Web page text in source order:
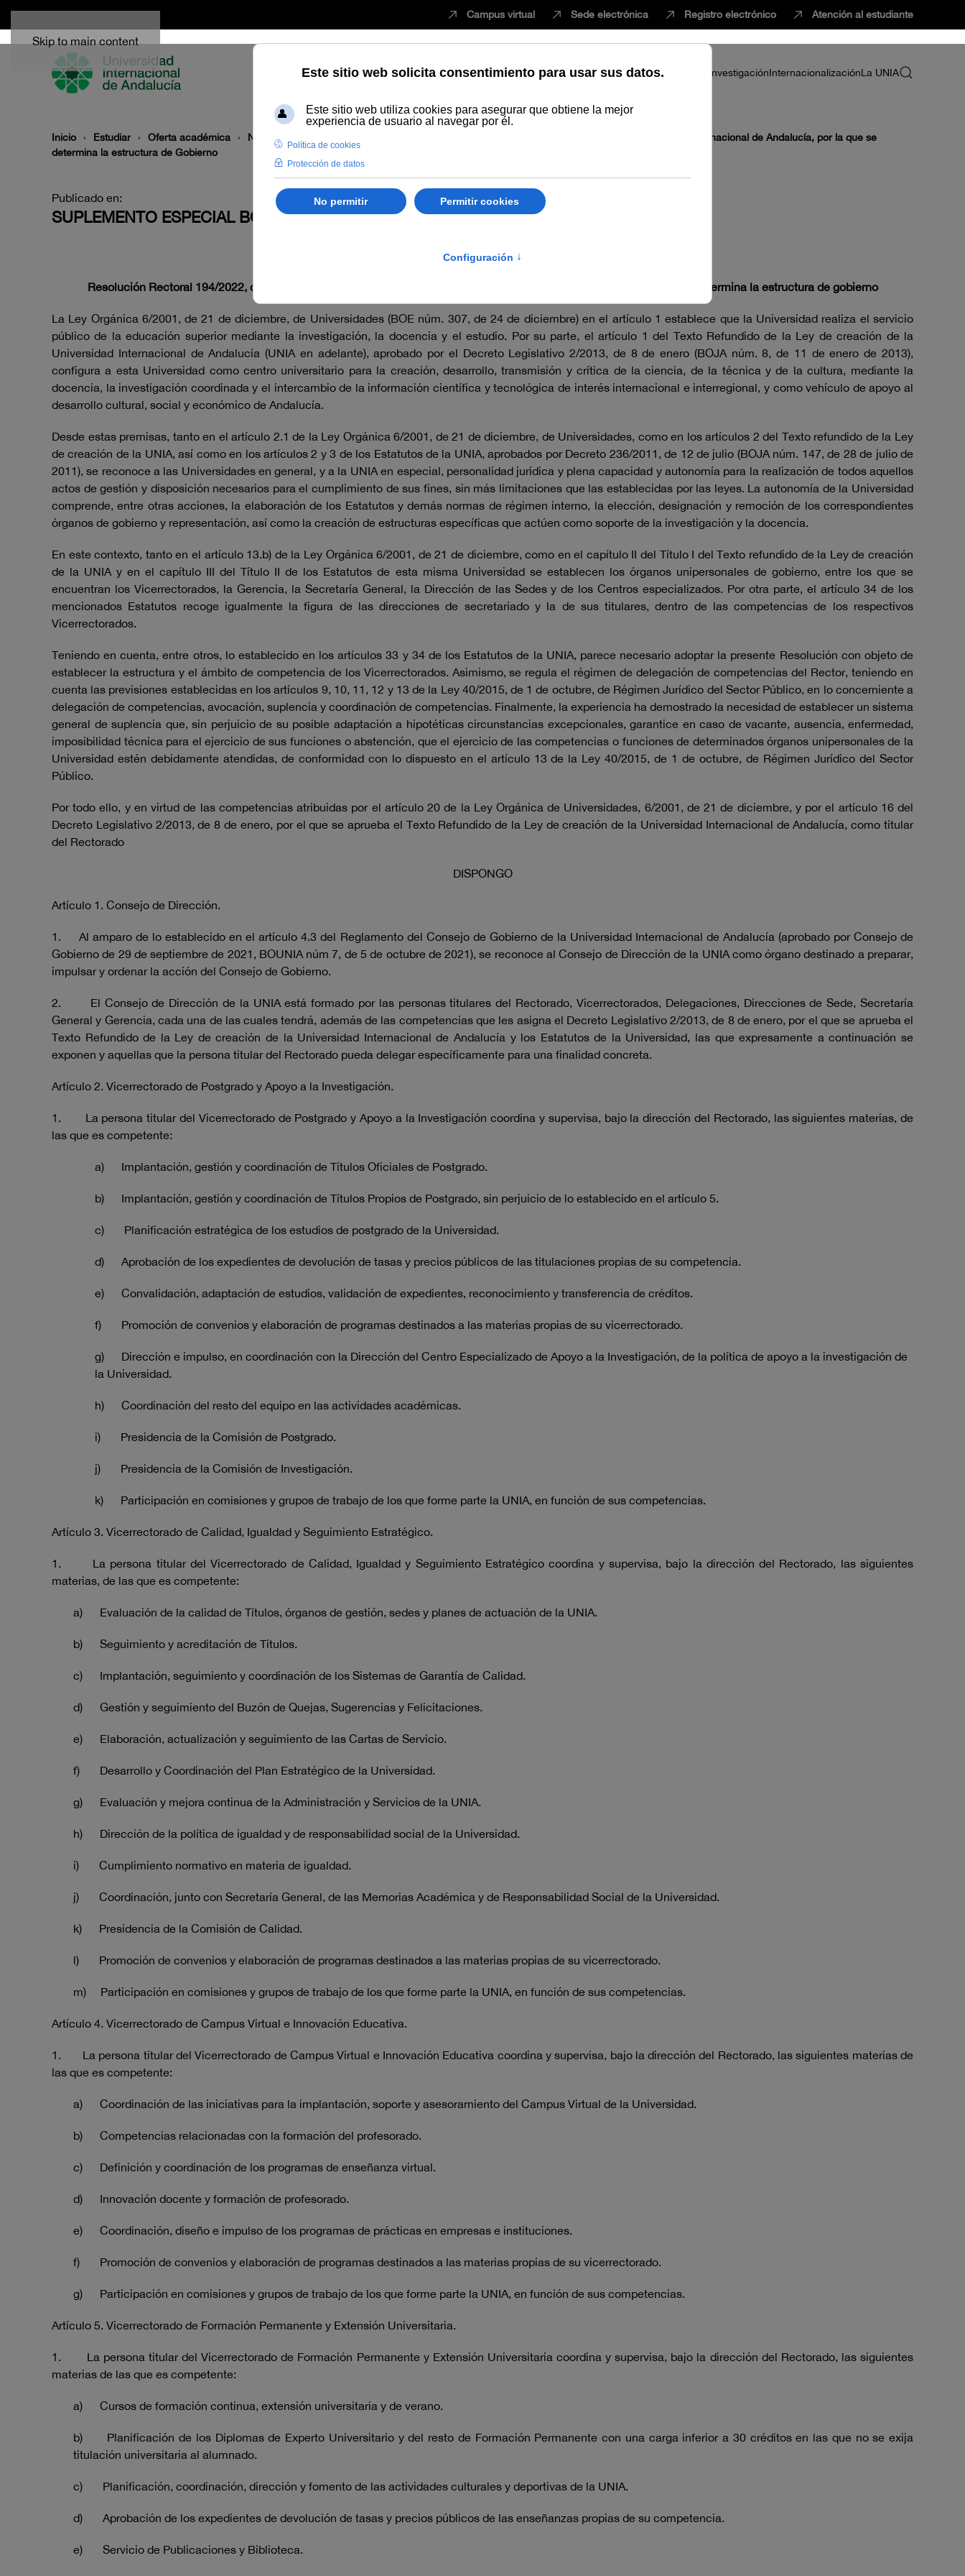
Skip to main content
Campus virtual Sede electrónica Registro electrónico Atención al estudiante
EstudiarInnovaciónVida universitariaProfesorado InvestigaciónInternacionalizaciónLa UNIA
Inicio Estudiar Oferta académica Normativa
Resolución 194/2022, de la Universidad Internacional de Andalucía, por la que se
determina la estructura de Gobierno
Publicado en:
SUPLEMENTO ESPECIAL BOUNIA 1/2022
Resolución Rectoral 194/2022, de 17 de Octubre de 2022, de la Universidad Internacional de Andalucía, por la que se determina la estructura de gobierno
La Ley Orgánica 6/2001, de 21 de diciembre, de Universidades (BOE núm. 307, de 24 de diciembre) en el artículo 1 establece que la Universidad realiza el servicio
público de la educación superior mediante la investigación, la docencia y el estudio. Por su parte, el artículo 1 del Texto Refundido de la Ley de creación de la
Universidad Internacional de Andalucía (UNIA en adelante), aprobado por el Decreto Legislativo 2/2013, de 8 de enero (BOJA núm. 8, de 11 de enero de 2013),
configura a esta Universidad como centro universitario para la creación, desarrollo, transmisión y crítica de la ciencia, de la técnica y de la cultura, mediante la
docencia, la investigación coordinada y el intercambio de la información científica y tecnológica de interés internacional e interregional, y como vehículo de apoyo al
desarrollo cultural, social y económico de Andalucía.
Desde estas premisas, tanto en el artículo 2.1 de la Ley Orgánica 6/2001, de 21 de diciembre, de Universidades, como en los artículos 2 del Texto refundido de la Ley
de creación de la UNIA, así como en los artículos 2 y 3 de los Estatutos de la UNIA, aprobados por Decreto 236/2011, de 12 de julio (BOJA núm. 147, de 28 de julio de
2011), se reconoce a las Universidades en general, y a la UNIA en especial, personalidad jurídica y plena capacidad y autonomía para la realización de todos aquellos
actos de gestión y disposición necesarios para el cumplimiento de sus fines, sin más limitaciones que las establecidas por las leyes. La autonomía de la Universidad
comprende, entre otras acciones, la elaboración de los Estatutos y demás normas de régimen interno, la elección, designación y remoción de los correspondientes
órganos de gobierno y representación, así como la creación de estructuras específicas que actúen como soporte de la investigación y la docencia.
En este contexto, tanto en el artículo 13.b) de la Ley Orgánica 6/2001, de 21 de diciembre, como en el capítulo II del Título I del Texto refundido de la Ley de creación
de la UNIA y en el capítulo III del Título II de los Estatutos de esta misma Universidad se establecen los órganos unipersonales de gobierno, entre los que se
encuentran los Vicerrectorados, la Gerencia, la Secretaría General, la Dirección de las Sedes y de los Centros especializados. Por otra parte, el artículo 34 de los
mencionados Estatutos recoge igualmente la figura de las direcciones de secretariado y la de sus titulares, dentro de las competencias de los respectivos
Vicerrectorados.
Teniendo en cuenta, entre otros, lo establecido en los artículos 33 y 34 de los Estatutos de la UNIA, parece necesario adoptar la presente Resolución con objeto de
establecer la estructura y el ámbito de competencia de los Vicerrectorados. Asimismo, se regula el régimen de delegación de competencias del Rector, teniendo en
cuenta las previsiones establecidas en los artículos 9, 10, 11, 12 y 13 de la Ley 40/2015, de 1 de octubre, de Régimen Jurídico del Sector Público, en lo concerniente a
delegación de competencias, avocación, suplencia y coordinación de competencias. Finalmente, la experiencia ha demostrado la necesidad de establecer un sistema
general de suplencia que, sin perjuicio de su posible adaptación a hipotéticas circunstancias excepcionales, garantice en caso de vacante, ausencia, enfermedad,
imposibilidad técnica para el ejercicio de sus funciones o abstención, que el ejercicio de las competencias o funciones de determinados órganos unipersonales de la
Universidad estén debidamente atendidas, de conformidad con lo dispuesto en el artículo 13 de la Ley 40/2015, de 1 de octubre, de Régimen Jurídico del Sector
Público.
Por todo ello, y en virtud de las competencias atribuidas por el artículo 20 de la Ley Orgánica de Universidades, 6/2001, de 21 de diciembre, y por el artículo 16 del
Decreto Legislativo 2/2013, de 8 de enero, por el que se aprueba el Texto Refundido de la Ley de creación de la Universidad Internacional de Andalucía, como titular
del Rectorado
DISPONGO
Artículo 1. Consejo de Dirección.
1. Al amparo de lo establecido en el artículo 4.3 del Reglamento del Consejo de Gobierno de la Universidad Internacional de Andalucía (aprobado por Consejo de
Gobierno de 29 de septiembre de 2021, BOUNIA núm 7, de 5 de octubre de 2021), se reconoce al Consejo de Dirección de la UNIA como órgano destinado a preparar,
impulsar y ordenar la acción del Consejo de Gobierno.
2. El Consejo de Dirección de la UNIA está formado por las personas titulares del Rectorado, Vicerrectorados, Delegaciones, Direcciones de Sede, Secretaría
General y Gerencia, cada una de las cuales tendrá, además de las competencias que les asigna el Decreto Legislativo 2/2013, de 8 de enero, por el que se aprueba el
Texto Refundido de la Ley de creación de la Universidad Internacional de Andalucía y los Estatutos de la Universidad, las que expresamente a continuación se
exponen y aquellas que la persona titular del Rectorado pueda delegar específicamente para una finalidad concreta.
Artículo 2. Vicerrectorado de Postgrado y Apoyo a la Investigación.
1. La persona titular del Vicerrectorado de Postgrado y Apoyo a la Investigación coordina y supervisa, bajo la dirección del Rectorado, las siguientes materias, de
las que es competente:
a) Implantación, gestión y coordinación de Títulos Oficiales de Postgrado.
b) Implantación, gestión y coordinación de Títulos Propios de Postgrado, sin perjuicio de lo establecido en el artículo 5.
c) Planificación estratégica de los estudios de postgrado de la Universidad.
d) Aprobación de los expedientes de devolución de tasas y precios públicos de las titulaciones propias de su competencia.
e) Convalidación, adaptación de estudios, validación de expedientes, reconocimiento y transferencia de créditos.
f) Promoción de convenios y elaboración de programas destinados a las materias propias de su vicerrectorado.
g) Dirección e impulso, en coordinación con la Dirección del Centro Especializado de Apoyo a la Investigación, de la política de apoyo a la investigación de
la Universidad.
h) Coordinación del resto del equipo en las actividades académicas.
i) Presidencia de la Comisión de Postgrado.
j) Presidencia de la Comisión de Investigación.
k) Participación en comisiones y grupos de trabajo de los que forme parte la UNIA, en función de sus competencias.
Artículo 3. Vicerrectorado de Calidad, Igualdad y Seguimiento Estratégico.
1. La persona titular del Vicerrectorado de Calidad, Igualdad y Seguimiento Estratégico coordina y supervisa, bajo la dirección del Rectorado, las siguientes
materias, de las que es competente:
a) Evaluación de la calidad de Títulos, órganos de gestión, sedes y planes de actuación de la UNIA.
b) Seguimiento y acreditación de Títulos.
c) Implantación, seguimiento y coordinación de los Sistemas de Garantía de Calidad.
d) Gestión y seguimiento del Buzón de Quejas, Sugerencias y Felicitaciones.
e) Elaboración, actualización y seguimiento de las Cartas de Servicio.
f) Desarrollo y Coordinación del Plan Estratégico de la Universidad.
g) Evaluación y mejora continua de la Administración y Servicios de la UNIA.
h) Dirección de la política de igualdad y de responsabilidad social de la Universidad.
i) Cumplimiento normativo en materia de igualdad.
j) Coordinación, junto con Secretaría General, de las Memorias Académica y de Responsabilidad Social de la Universidad.
k) Presidencia de la Comisión de Calidad.
l) Promoción de convenios y elaboración de programas destinados a las materias propias de su vicerrectorado.
m) Participación en comisiones y grupos de trabajo de los que forme parte la UNIA, en función de sus competencias.
Artículo 4. Vicerrectorado de Campus Virtual e Innovación Educativa.
1. La persona titular del Vicerrectorado de Campus Virtual e Innovación Educativa coordina y supervisa, bajo la dirección del Rectorado, las siguientes materias de
las que es competente:
a) Coordinación de las iniciativas para la implantación, soporte y asesoramiento del Campus Virtual de la Universidad.
b) Competencias relacionadas con la formación del profesorado.
c) Definición y coordinación de los programas de enseñanza virtual.
d) Innovación docente y formación de profesorado.
e) Coordinación, diseño e impulso de los programas de prácticas en empresas e instituciones.
f) Promoción de convenios y elaboración de programas destinados a las materias propias de su vicerrectorado.
g) Participación en comisiones y grupos de trabajo de los que forme parte la UNIA, en función de sus competencias.
Artículo 5. Vicerrectorado de Formación Permanente y Extensión Universitaria.
1. La persona titular del Vicerrectorado de Formación Permanente y Extensión Universitaria coordina y supervisa, bajo la dirección del Rectorado, las siguientes
materias de las que es competente:
a) Cursos de formación continua, extensión universitaria y de verano.
b) Planificación de los Diplomas de Experto Universitario y del resto de Formación Permanente con una carga inferior a 30 créditos en las que no se exija
titulación universitaria al alumnado.
c) Planificación, coordinación, dirección y fomento de las actividades culturales y deportivas de la UNIA.
d) Aprobación de los expedientes de devolución de tasas y precios públicos de las enseñanzas propias de su competencia.
e) Servicio de Publicaciones y Biblioteca.